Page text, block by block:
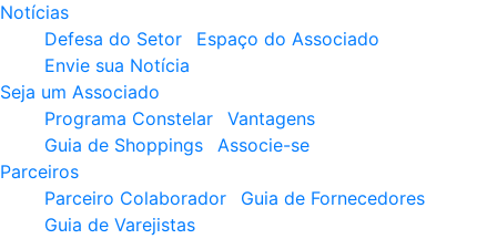
Notícias
Defesa do Setor
Espaço do Associado
Envie sua Notícia
Seja um Associado
Programa Constelar
Vantagens
Guia de Shoppings
Associe-se
Parceiros
Parceiro Colaborador
Guia de Fornecedores
Guia de Varejistas